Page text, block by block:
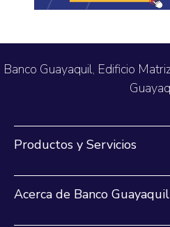
Banco Guayaquil, Edificio
Productos y Servicios
Acerca de Banco Guayaquil